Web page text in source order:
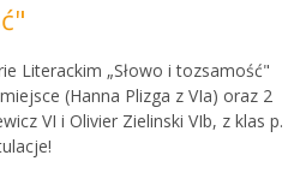
Literackim „Słowo i tozsamość"
(Hanna Plizga z VIa) oraz 2
VI i Olivier Zielinski VIb, z klas p.